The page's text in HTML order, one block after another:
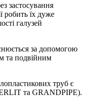
застосування
робить їх дуже
галузей
за допомогою
та подвійним
труб є
та GRANDPIPE).